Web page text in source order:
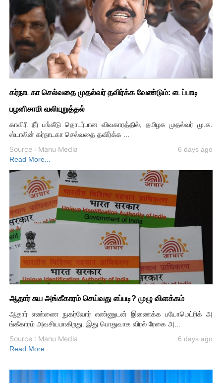
கர்நாடகா செல்வதை முதல்வர் தவிர்க்க வேண்டும்: எடப்பாடி
பழனிசாமி வலியுறுத்தல்
காவிரி நீர் பங்கீடு தொடர்பான விவகாரத்தில், தமிழக முதல்வர் மு.க.
ஸ்டாலின் கர்நாடகா செல்வதை தவிர்க்க ...
Source : Manu Media
6 days ago
Read More...
ஆதார் சுய அங்கீகாரம் செய்வது எப்படி? முழு விளக்கம்
ஆதார் எண்ணை நுகர்வோர் எண்ணுடன் இணைக்க பயோமெட்ரிக் அ
ங்கீகாரம் அவசியமாகிறது. இது பொதுவாக விரல் ரேகை அ...
Source : Manu Media
6 days ago
Read More...